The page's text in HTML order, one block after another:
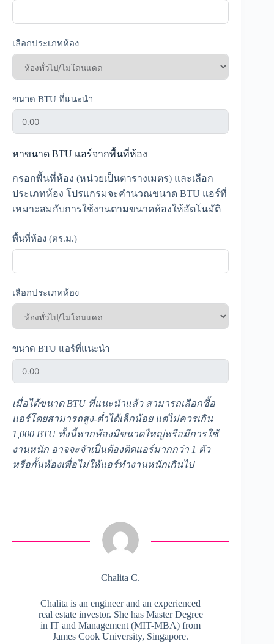
เลือกประเภทห้อง
ขนาด BTU ที่แนะนำ
หาขนาด BTU แอร์จากพื้นที่ห้อง
กรอกพื้นที่ห้อง (หน่วยเป็นตารางเมตร) และเลือก
ประเภทห้อง โปรแกรมจะคำนวณขนาด BTU แอร์ที่
เหมาะสมกับการใช้งานตามขนาดห้องให้อัตโนมัติ
พื้นที่ห้อง (ตร.ม.)
เลือกประเภทห้อง
ขนาด BTU แอร์ที่แนะนำ
เมื่อได้ขนาด BTU ที่แนะนำแล้ว สามารถเลือกซื้อ
แอร์โดยสามารถสูง-ต่ำได้เล็กน้อย แต่ไม่ควรเกิน
1,000 BTU ทั้งนี้หากห้องมีขนาดใหญ่หรือมีการใช้
งานหนัก อาจจะจำเป็นต้องติดแอร์มากกว่า 1 ตัว
หรือกั้นห้องเพื่อไม่ให้แอร์ทำงานหนักเกินไป
Chalita C.
Chalita is an engineer and an experienced
real estate investor. She has Master Degree
in IT and Management (MIT-MBA) from
James Cook University, Singapore.